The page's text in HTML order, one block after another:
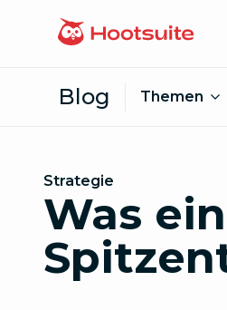
Blog Themen
Strategie
Was